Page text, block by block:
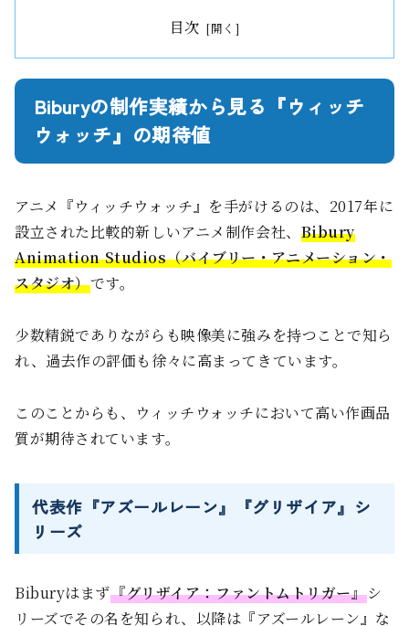
目次
Biburyの制作実績から見る『ウィッチ
ウォッチ』の期待値
アニメ『ウィッチウォッチ』を手がけるのは、2017年に
設立された比較的新しいアニメ制作会社、 Bibury
Animation Studios（バイブリー・アニメーション・
スタジオ）です。
少数精鋭でありながらも映像美に強みを持つことで知ら
れ、過去作の評価も徐々に高まってきています。
このことからも、ウィッチウォッチにおいて高い作画品
質が期待されています。
代表作『アズールレーン』『グリザイア』シ
リーズ
Biburyはまず『グリザイア：ファントムトリガー』シ
リーズでその名を知られ、以降は『アズールレーン』な